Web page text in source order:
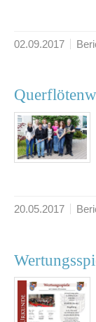
02.09.2017
20.05.2017